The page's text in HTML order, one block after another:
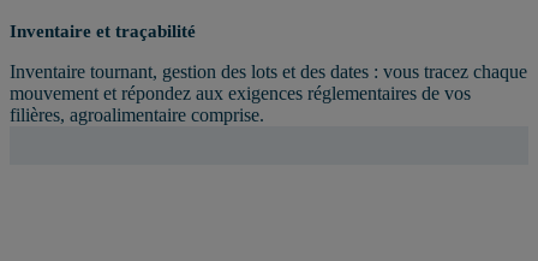
Inventaire et traçabilité
Inventaire tournant, gestion des lots et des dates : vous tracez chaque
mouvement et répondez aux exigences réglementaires de vos
filières, agroalimentaire comprise.